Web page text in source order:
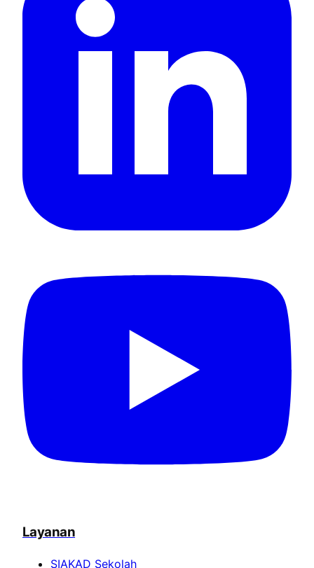
Layanan
SIAKAD Sekolah